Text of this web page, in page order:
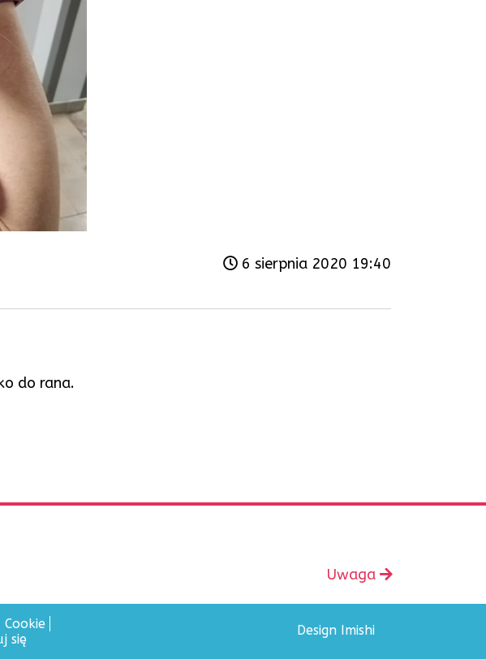
6 sierpnia 2020 19:40
do rana.
Następny
Uwaga
się
Design Imishi